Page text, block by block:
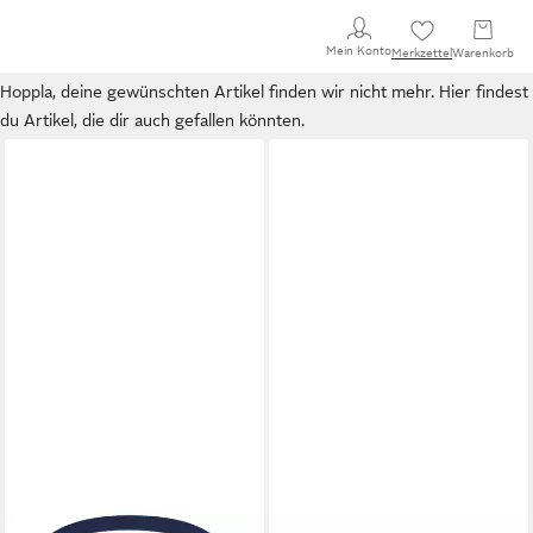
Mein KontoMerkzettel Warenkorb
Hoppla, deine gewünschten Artikel finden wir nicht mehr. Hier findest
du Artikel, die dir auch gefallen könnten.